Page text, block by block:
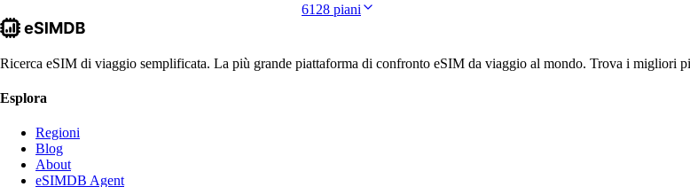
6128 piani
Ricerca eSIM di viaggio semplificata. La più grande piattaforma di confronto eSIM da viaggio al mondo. Trova i migliori
Esplora
Regioni
Blog
About
eSIMDB Agent